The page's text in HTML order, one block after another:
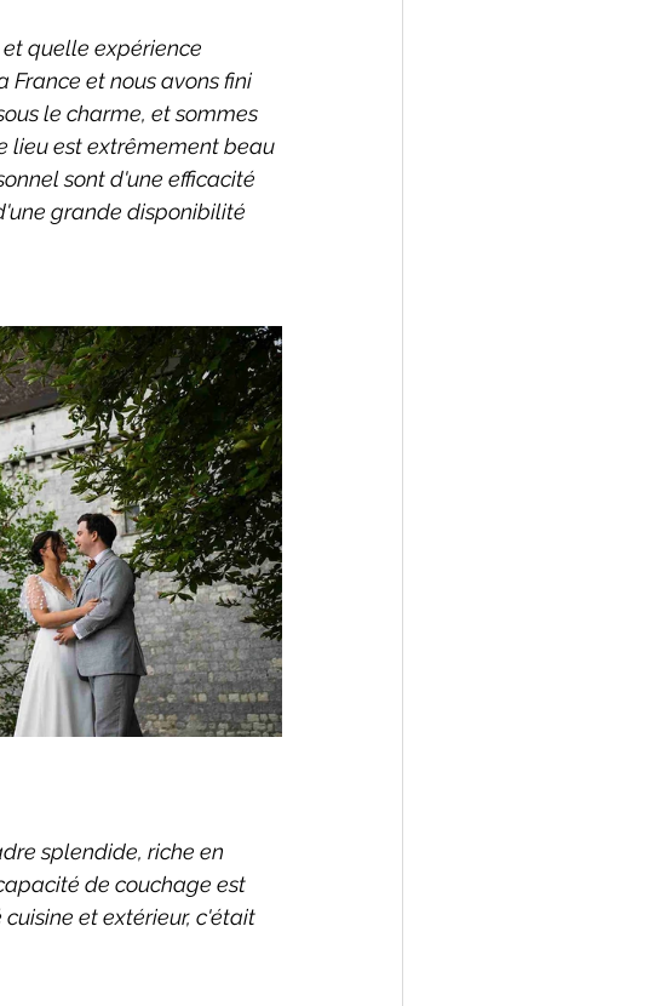
quelle expérience
France et nous avons fini
le charme, et sommes
lieu est extrêmement beau
sont d'une efficacité
grande disponibilité
splendide, riche en
de couchage est
et extérieur, c'était